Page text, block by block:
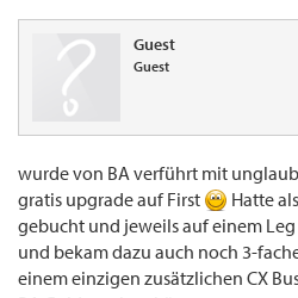
Guest
Guest
wurde von BA verführt mit
gratis upgrade auf First
Hatte
gebucht und jeweils auf einem
und bekam dazu auch noch 3-
einem einzigen zusätzlichen CX